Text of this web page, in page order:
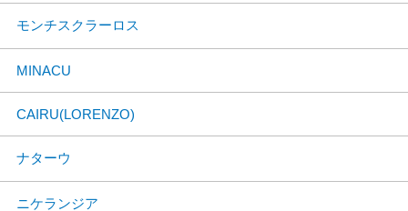
モンチスクラーロス
MINACU
CAIRU(LORENZO)
ナターウ
ニケランジア